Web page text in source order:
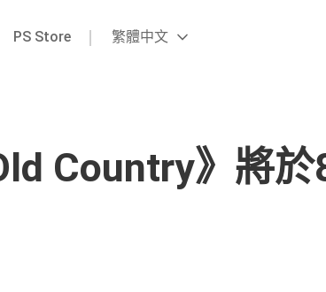
PS Store
Select
Current
繁體中文
Country》將